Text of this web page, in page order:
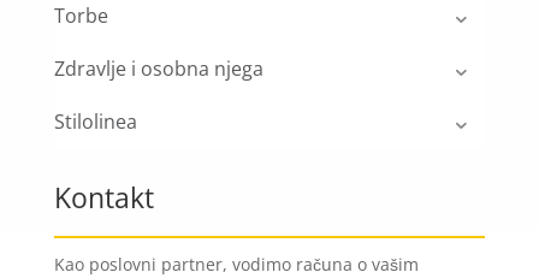
Torbe
Zdravlje i osobna njega
Stilolinea
Kontakt
Kao poslovni partner, vodimo računa o vašim